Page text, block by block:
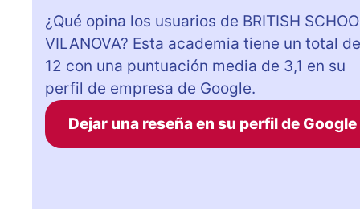
¿Qué opina los usuarios de BRITISH
VILANOVA? Esta academia tiene un total de
12 con una puntuación media de 3,1 en su
perfil de empresa de Google.
Dejar una reseña en su perfil de Google